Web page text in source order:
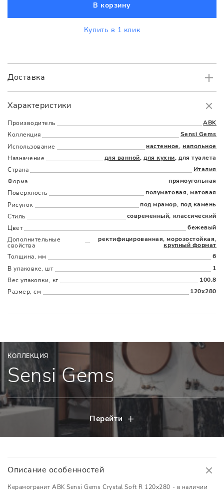
Характеристики
Производитель
ABK
Коллекция
Sensi Gems
Использование
настенное,напольное
Назначение
для ванной,для кухни, для туалета
Страна
Италия
Форма
прямоугольная
Поверхность
полуматовая, матовая
Рисунок
под мрамор, под камень
Стиль
современный, классический
Цвет
бежевый
Дополнительные
cвойства
ректифицированная, морозостойкая,
крупный формат
Толщина, мм
6
В упаковке, шт
1
Вес упаковки, кг
100.8
Размер, см
120x280
Доставка
Доставка
НаличымиКартойПо счетуДолями
В корзину
Купить в 1 клик
КОЛЛЕКЦИЯ
Sensi Gems
Перейти
Описание особенностей
Керамогранит ABK Sensi Gems Crystal Soft R 120x280 - в наличии